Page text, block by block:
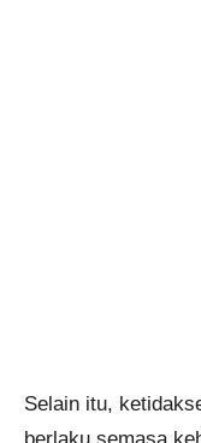
Selain itu,